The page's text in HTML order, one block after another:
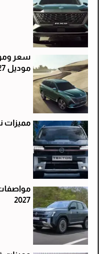
موديل 2027
مميزات
2027